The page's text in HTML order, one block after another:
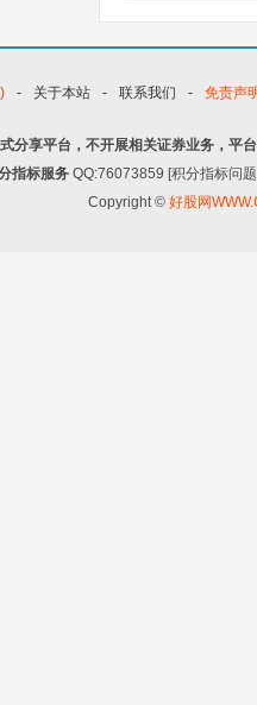
- 关于本站 - 联系我们 - 免责声
分享平台，不开展相关证券业务，平
指标服务 QQ:76073859 [积分指标问
Copyright © 好股网